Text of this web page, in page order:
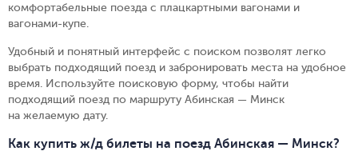
комфортабельные поезда с плацкартными вагонами и
вагонами-купе.
Удобный и понятный интерфейс с поиском позволят легко
выбрать подходящий поезд и забронировать места на удобное
время. Используйте поисковую форму, чтобы найти
подходящий поезд по маршруту Абинская — Минск
на желаемую дату.
Как купить ж/д билеты на поезд Абинская — Минск?